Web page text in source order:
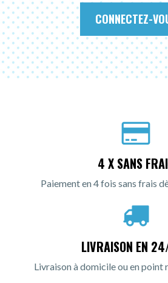
CONNECTEZ-
4 X SANS
Paiement en 4 fois sans frais
LIVRAISON EN
Livraison à domicile ou en point